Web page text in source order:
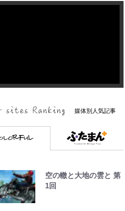
媒体別人気記事
空の轍と大地の雲と 第
1回